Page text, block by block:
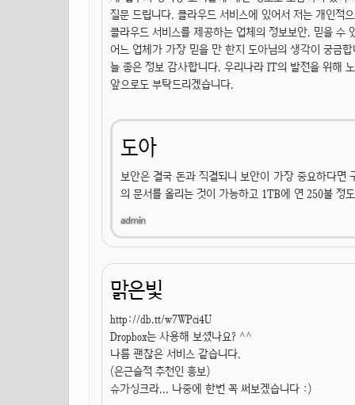
질문 드립니다. 클라우드 서비스에 있어서 저는 개인
클라우드 서비스를 제공하는 업체의 정보보안. 믿을 수
어느 업체가 가장 믿을 만 한지 도아님의 생각이 궁금
늘 좋은 정보 감사합니다. 우리나라 IT의 발전을 위해
앞으로도 부탁드리겠습니다.
도아
보안은 결국 돈과 직결되니 보안이 가장 중요하다면
의 문서를 올리는 것이 가능하고 1TB에 연 250불 정
맑은빛
http://db.tt/w7WPci4U
Dropbox는 사용해 보셨나요? ^^
나름 괜찮은 서비스 같습니다.
(은근슬적 추천인 흥보)
슈가싱크라... 나중에 한번 꼭 써보겠습니다 :)